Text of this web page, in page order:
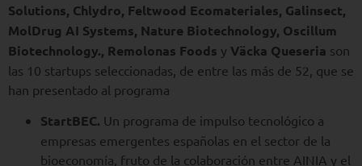
Solutions, Chlydro, Feltwood Ecomateriales, Galinsect,
MolDrug AI Systems, Nature Biotechnology, Oscillum
Biotechnology., Remolonas Foods y Väcka Queseria son
las 10 startups seleccionadas, de entre las más de 52, que se
han presentado al programa
StartBEC. Un programa de impulso tecnológico a
empresas emergentes españolas en el sector de la
bioeconomía, fruto de la colaboración entre AINIA y el